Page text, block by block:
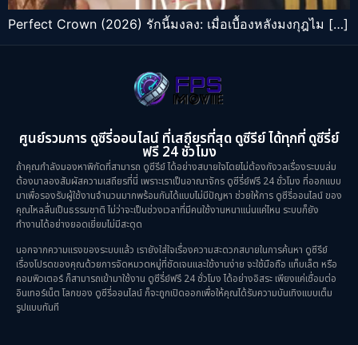
Perfect Crown (2026) รักนี้มงลง: เมื่อเบื้องหลังมงกุฎไม […]
ศูนย์รวมการ ดูซีรี่ออนไลน์ ที่เสถียรที่สุด ดูซีรีย์ ได้ทุกที่ ดูซีรี่ย์
ฟรี 24 ชั่วโมง
ถ้าคุณกำลังมองหาพิกัดที่สามารถ ดูซีรีย์ ได้อย่างสบายใจโดยไม่ต้องกังวลเรื่องระบบล่ม
ต้องมาลองสัมผัสความเสถียรที่นี่ เพราะเราเป็นอาณาจักร ดูซีรี่ย์ฟรี 24 ชั่วโมง ที่ออกแบบ
มาเพื่อรองรับผู้ใช้งานจำนวนมากพร้อมกันได้แบบไม่มีปัญหา ช่วยให้การ ดูซีรี่ออนไลน์ ของ
คุณไหลลื่นเป็นธรรมชาติ ไม่ว่าจะเป็นช่วงเวลาที่มีคนใช้งานหนาแน่นแค่ไหน ระบบก็ยัง
ทำงานได้อย่างยอดเยี่ยมไม่มีสะดุด
นอกจากความแรงของระบบแล้ว เรายังใส่ใจเรื่องความสะดวกสบายในการค้นหา ดูซีรีย์
เรื่องโปรดของคุณด้วยการจัดหมวดหมู่ที่ชัดเจนและใช้งานง่าย จะใช้มือถือ แท็บเล็ต หรือ
คอมพิวเตอร์ ก็สามารถเข้ามาใช้งาน ดูซีรี่ย์ฟรี 24 ชั่วโมง ได้อย่างอิสระ เพียงแค่เชื่อมต่อ
อินเทอร์เน็ต โลกของ ดูซีรี่ออนไลน์ ก็จะถูกเปิดออกเพื่อให้คุณได้รับความบันเทิงแบบเต็ม
รูปแบบทันที